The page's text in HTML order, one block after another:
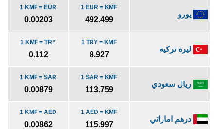
يورو
1 EUR = KMF
492.499
1 KMF = EUR
0.00203
ليرة تركية
1 TRY = KMF
8.927
1 KMF = TRY
0.112
ريال سعودي
1 SAR = KMF
113.759
1 KMF = SAR
0.00879
درهم اماراتي
1 AED = KMF
115.997
1 KMF = AED
0.00862